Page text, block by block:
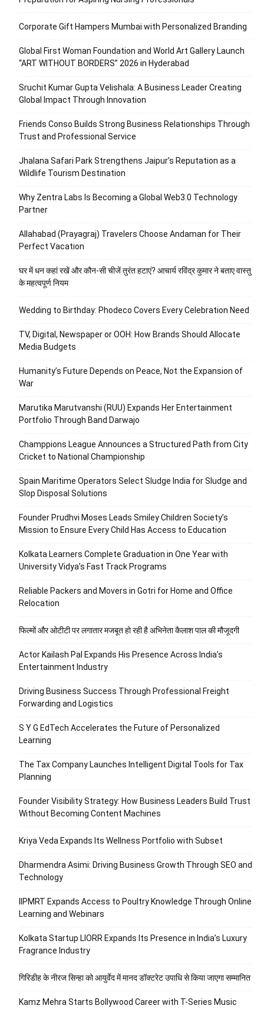
Corporate Gift Hampers Mumbai with Personalized Branding
Global First Woman Foundation and World Art Gallery Launch
“ART WITHOUT BORDERS” 2026 in Hyderabad
Sruchit Kumar Gupta Velishala: A Business Leader Creating
Global Impact Through Innovation
Friends Conso Builds Strong Business Relationships Through
Trust and Professional Service
Jhalana Safari Park Strengthens Jaipur’s Reputation as a
Wildlife Tourism Destination
Why Zentra Labs Is Becoming a Global Web3.0 Technology
Partner
Allahabad (Prayagraj) Travelers Choose Andaman for Their
Perfect Vacation
घर में धन कहां रखें और कौन-सी चीजें तुरंत हटाएं? आचार्य रविंद्र कुमार ने बताए वास्तु
के महत्वपूर्ण नियम
Wedding to Birthday: Phodeco Covers Every Celebration Need
TV, Digital, Newspaper or OOH: How Brands Should Allocate
Media Budgets
Humanity’s Future Depends on Peace, Not the Expansion of
War
Marutika Marutvanshi (RUU) Expands Her Entertainment
Portfolio Through Band Darwajo
Champpions League Announces a Structured Path from City
Cricket to National Championship
Spain Maritime Operators Select Sludge India for Sludge and
Slop Disposal Solutions
Founder Prudhvi Moses Leads Smiley Children Society’s
Mission to Ensure Every Child Has Access to Education
Kolkata Learners Complete Graduation in One Year with
University Vidya’s Fast Track Programs
Reliable Packers and Movers in Gotri for Home and Office
Relocation
फिल्मों और ओटीटी पर लगातार मजबूत हो रही है अभिनेता कैलाश पाल की मौजूदगी
Actor Kailash Pal Expands His Presence Across India’s
Entertainment Industry
Driving Business Success Through Professional Freight
Forwarding and Logistics
S Y G EdTech Accelerates the Future of Personalized
Learning
The Tax Company Launches Intelligent Digital Tools for Tax
Planning
Founder Visibility Strategy: How Business Leaders Build Trust
Without Becoming Content Machines
Kriya Veda Expands Its Wellness Portfolio with Subset
Dharmendra Asimi: Driving Business Growth Through SEO and
Technology
IIPMRT Expands Access to Poultry Knowledge Through Online
Learning and Webinars
Kolkata Startup LIORR Expands Its Presence in India’s Luxury
Fragrance Industry
गिरिडीह के नीरज सिन्हा को आयुर्वेद में मानद डॉक्टरेट उपाधि से किया जाएगा सम्मानित
Kamz Mehra Starts Bollywood Career with T-Series Music